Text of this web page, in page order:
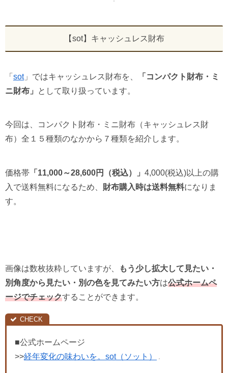
【sot】キャッシュレス財布
「 sot」ではキャッシュレス財布を、
「コンパクト財布・ミ
ニ財布」
として取り扱っています。
今回は、コンパクト財布・ミニ財布（キャッシュレス財
布）全１５種類のなかから７種類を紹介します。
価格帯 「11,000～28,600円（税込）」 4,000(税込)以上の購
入で送料無料になるため、 財布購入時は送料無料になりま
す。
画像は数枚抜粋していますが、
もう少し拡大して見たい・
別角度から見たい・別の色を見てみたい方は公式ホームペ
ージでチェックすることができます。
■公式ホームページ
>>経年変化の味わいを。sot（ソット）